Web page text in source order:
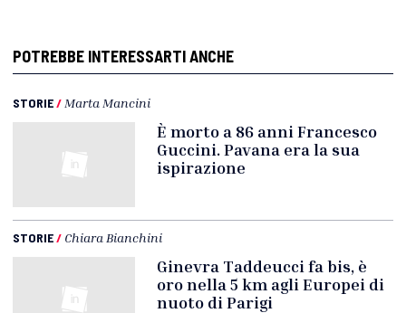
POTREBBE INTERESSARTI ANCHE
STORIE/ Marta Mancini
È morto a 86 anni Francesco
Guccini. Pavana era la sua
ispirazione
STORIE/ Chiara Bianchini
Ginevra Taddeucci fa bis, è
oro nella 5 km agli Europei di
nuoto di Parigi